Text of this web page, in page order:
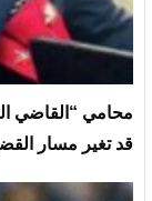
محامي “القاضي
قد تغير مسار